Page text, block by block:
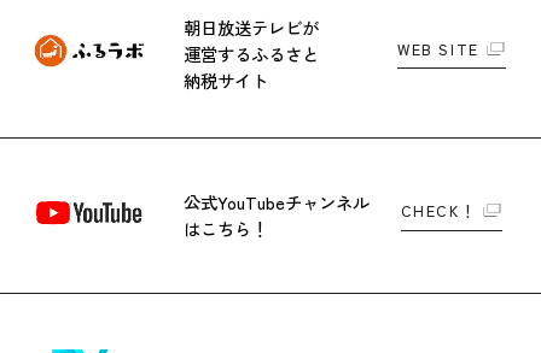
朝日放送テレビが
運営するふるさと
納税サイト
WEB SITE
公式YouTubeチャンネル
はこちら！
CHECK！